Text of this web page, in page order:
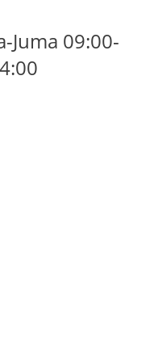
Juma 09:00-